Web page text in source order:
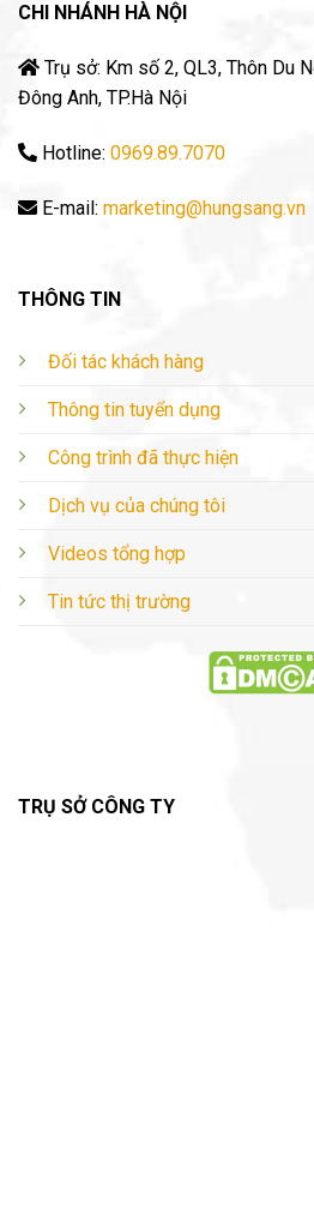
CHI NHÁNH HÀ NỘI
Trụ sở: Km số 2, QL3, Thôn Du
Đông Anh, TP.Hà Nội
Hotline: 0969.89.7070
E-mail: marketing@hungsang.vn
THÔNG TIN
Đối tác khách hàng
Thông tin tuyển dụng
Công trình đã thực hiện
Dịch vụ của chúng tôi
Videos tổng hợp
Tin tức thị trường
TRỤ SỞ CÔNG TY